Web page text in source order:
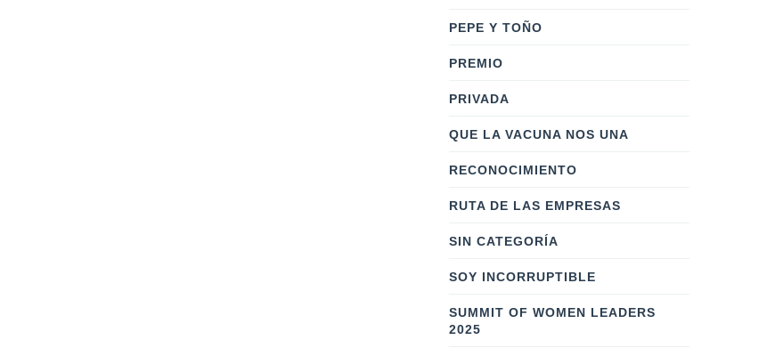
PEPE Y TOÑO
PREMIO
PRIVADA
QUE LA VACUNA NOS UNA
RECONOCIMIENTO
RUTA DE LAS EMPRESAS
SIN CATEGORÍA
SOY INCORRUPTIBLE
SUMMIT OF WOMEN LEADERS
2025